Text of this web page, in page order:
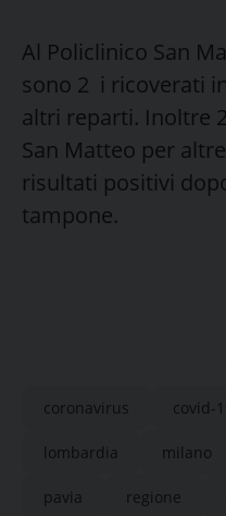
Al Policlinico San
sono 2 i ricoverati
altri reparti. Inoltre
San Matteo per
risultati positivi
tampone.
coronavirus covid-
lombardia milano
pavia regione